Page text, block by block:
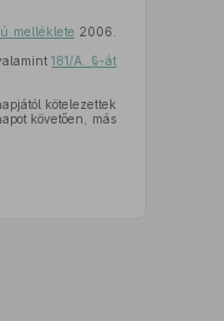
melléklete 2006.
181/A. §-át
kötelezettek
követően, más